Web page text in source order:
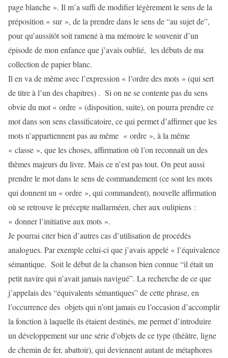
page blanche ». Il m’a suffi de modifier légèrement le sens de la
préposition « sur », de la prendre dans le sens de “au sujet de”,
pour qu’aussitôt soit ramené à ma mémoire le souvenir d’un
épisode de mon enfance que j’avais oublié, les débuts de ma
collection de papier blanc.
Il en va de même avec l’expression « l’ordre des mots » (qui sert
de titre à l’un des chapitres) . Si on ne se contente pas du sens
obvie du mot « ordre » (disposition, suite), on pourra prendre ce
mot dans son sens classificatoire, ce qui permet d’affirmer que les
mots n’appartiennent pas au même « ordre », à la même
« classe », que les choses, affirmation où l’on reconnaît un des
thèmes majeurs du livre. Mais ce n’est pas tout. On peut aussi
prendre le mot dans le sens de commandement (ce sont les mots
qui donnent un « ordre », qui commandent), nouvelle affirmation
où se retrouve le précepte mallarméen, cher aux oulipiens :
« donner l’initiative aux mots ».
Je pourrai citer bien d’autres cas d’utilisation de procédés
analogues. Par exemple celui-ci que j’avais appelé « l’équivalence
sémantique. Soit le début de la chanson bien connue “il était un
petit navire qui n’avait jamais navigué”. La recherche de ce que
j’appelais des “équivalents sémantiques” de cette phrase, en
l’occurrence des objets qui n’ont jamais eu l’occasion d’accomplir
la fonction à laquelle ils étaient destinés, me permet d’introduire
un développement sur une série d’objets de ce type (théâtre, ligne
de chemin de fer, abattoir), qui deviennent autant de métaphores